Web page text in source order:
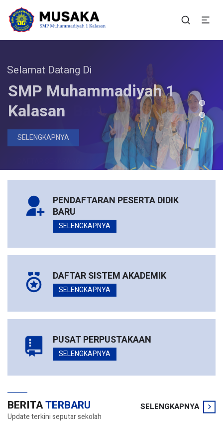
SMP Muhammadiyah 1
Kalasan
Situs Resmi SMP Muhammadiyah 1 Kalasan
Datang Di
SMP Muhammadiyah 1
Kalasan
Bersama Kami
Pendaftaran Peserta
Didik Baru Telah Dibuka
DAFTAR SEKARANG
PENDAFTARAN PESERTA DIDIK
BARU
SELENGKAPNYA
DAFTAR SISTEM AKADEMIK
SELENGKAPNYA
PUSAT PERPUSTAKAAN
SELENGKAPNYA
BERITATERBARU
Update terkini seputar sekolah
SELENGKAPNYA